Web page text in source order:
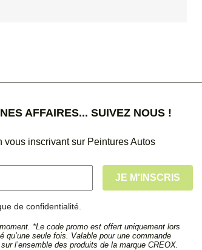
AFFAIRES... SUIVEZ NOUS !
vous inscrivant sur Peintures Autos
de confidentialité.
*Le code promo est offert uniquement lors
seule fois. Valable pour une commande
l’ensemble des produits de la marque CREOX.